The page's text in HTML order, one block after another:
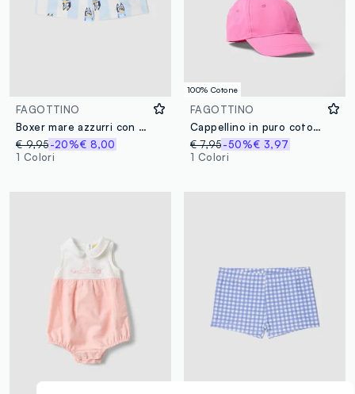
FAGOTTINO
Boxer mare azzurri con stampa per bambino
€ 9,95-20%€ 8,00
1 Colori
100% Cotone
FAGOTTINO
Cappellino in puro cotone rosa da bimba con fragola
€ 7,95-50%€ 3,97
1 Colori